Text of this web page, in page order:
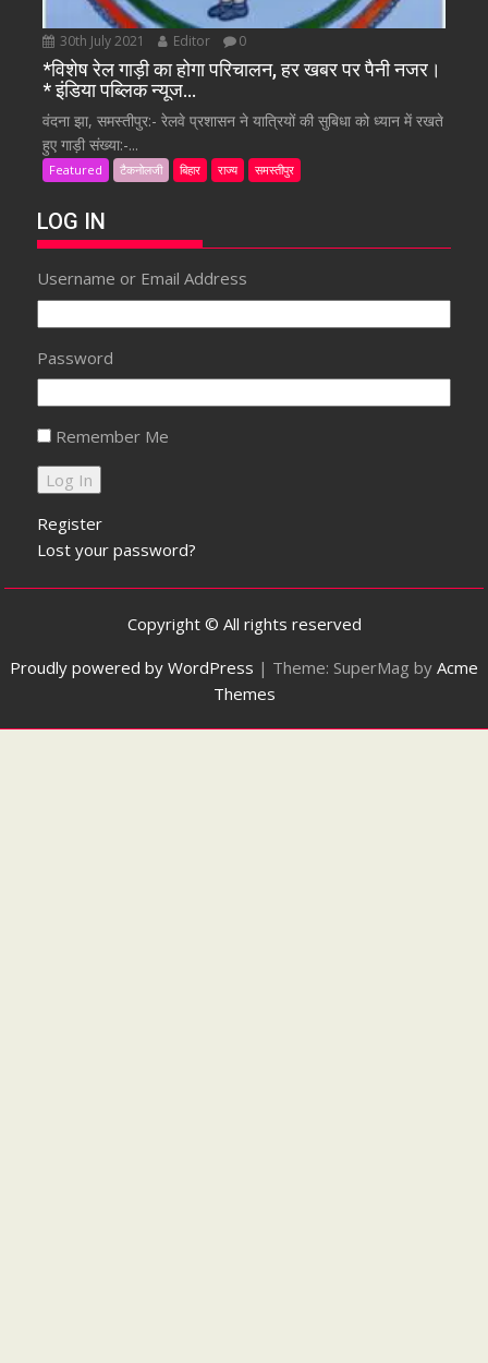
30th July 2021 Editor 0
*विशेष रेल गाड़ी का होगा परिचालन, हर खबर पर पैनी नजर।
* इंडिया पब्लिक न्यूज…
वंदना झा, समस्तीपुर:- रेलवे प्रशासन ने यात्रियों की सुबिधा को ध्यान में रखते
हुए गाड़ी संख्या:-...
Featured टैकनोलजी बिहार राज्य समस्तीपुर
LOG IN
Username or Email Address
Password
Remember Me
Register
Lost your password?
Copyright © All rights reserved
Proudly powered by WordPress | Theme: SuperMag by Acme
Themes